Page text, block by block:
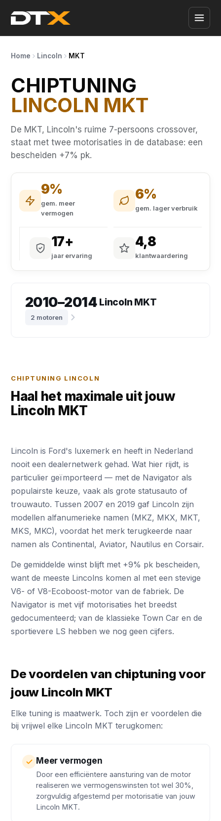
Home Lincoln MKT
CHIPTUNING
LINCOLN MKT
De MKT, Lincoln's ruime 7-persoons crossover,
staat met twee motorisaties in de database: een
bescheiden +7% pk.
9%
gem. meer
vermogen
6%
gem. lager verbruik
17+
jaar ervaring
4,8
klantwaardering
2010–2014 Lincoln MKT
2 motoren
CHIPTUNING LINCOLN
Haal het maximale uit jouw
Lincoln MKT
Lincoln is Ford's luxemerk en heeft in Nederland
nooit een dealernetwerk gehad. Wat hier rijdt, is
particulier geïmporteerd — met de Navigator als
populairste keuze, vaak als grote statusauto of
trouwauto. Tussen 2007 en 2019 gaf Lincoln zijn
modellen alfanumerieke namen (MKZ, MKX, MKT,
MKS, MKC), voordat het merk terugkeerde naar
namen als Continental, Aviator, Nautilus en Corsair.
De gemiddelde winst blijft met +9% pk bescheiden,
want de meeste Lincolns komen al met een stevige
V6- of V8-Ecoboost-motor van de fabriek. De
Navigator is met vijf motorisaties het breedst
gedocumenteerd; van de klassieke Town Car en de
sportievere LS hebben we nog geen cijfers.
De voordelen van chiptuning voor
jouw Lincoln MKT
Elke tuning is maatwerk. Toch zijn er voordelen die
bij vrijwel elke Lincoln MKT terugkomen:
Meer vermogen
Door een efficiëntere aansturing van de motor
realiseren we vermogenswinsten tot wel 30%,
zorgvuldig afgestemd per motorisatie van jouw
Lincoln MKT.